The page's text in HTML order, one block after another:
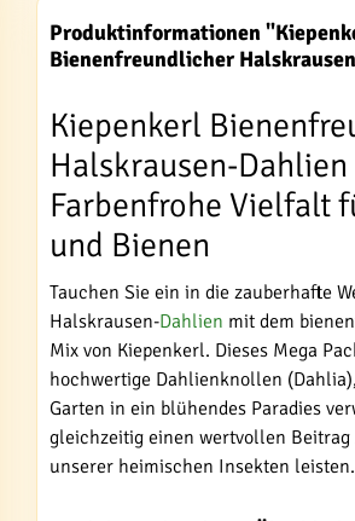
Produktinformationen
Bienenfreundlicher
Kiepenkerl
Halskrausen-Dahlien
Farbenfrohe Vielfalt
und Bienen
Tauchen Sie ein in die zauberhafte
Halskrausen-Dahlien mit dem
Mix von Kiepenkerl. Dieses Mega
hochwertige Dahlienknollen
Garten in ein blühendes Paradies
gleichzeitig einen wertvollen Beitrag
unserer heimischen Insekten leisten.